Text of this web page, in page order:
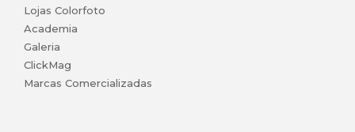
Lojas Colorfoto
Academia
Galeria
ClickMag
Marcas Comercializadas